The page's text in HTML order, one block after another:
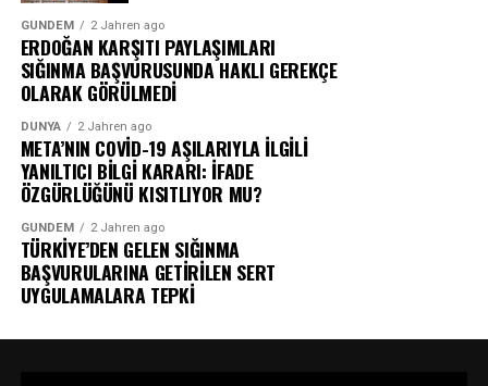
GÜNDEM 2 Jahren ago
ERDOĞAN KARŞITI PAYLAŞIMLARI
SIĞINMA BAŞVURUSUNDA HAKLI GEREKÇE
OLARAK GÖRÜLMEDİ
DÜNYA 2 Jahren ago
META’NIN COVİD-19 AŞILARIYLA İLGİLİ
YANILTICI BİLGİ KARARI: İFADE
ÖZGÜRLÜĞÜNÜ KISITLIYOR MU?
GÜNDEM 2 Jahren ago
TÜRKİYE’DEN GELEN SIĞINMA
BAŞVURULARINA GETİRİLEN SERT
UYGULAMALARA TEPKİ